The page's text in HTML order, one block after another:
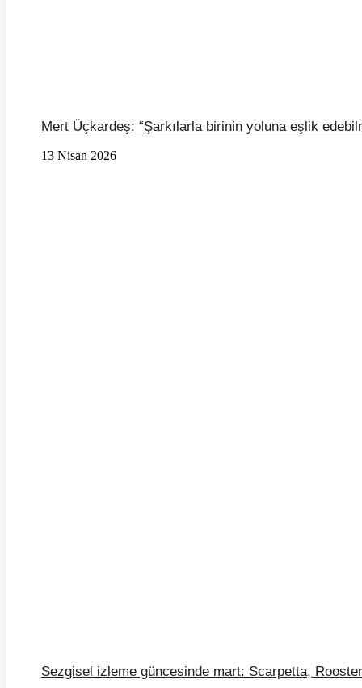
Mert Üçkardeş: “Şarkılarla birinin yoluna eşlik
13 Nisan 2026
Sezgisel izleme güncesinde mart: Scarpetta,